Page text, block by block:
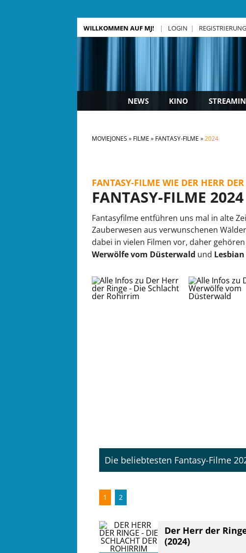
WILLKOMMEN AUF MJ! LOGIN REGISTRIERUNG
NEWS KINO
MOVIEJONES FILME FANTASY-FILME 2024
FANTASY-FILME WIE DER HERR
FANTASY-FILME 2024
Fantasyfilme entführen uns mal in alte
Zauberwesen aus verwunschenen
dabei in vielen Filmen vor, daher
Werwölfe vom Düsterwald und Lesbian
Die beliebtesten Fantasy-Filme
1 2
Der Herr der
(2024)